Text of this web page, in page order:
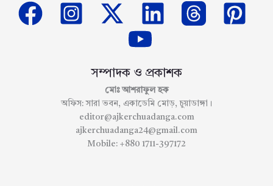
সম্পাদক ও প্রকাশক
মোঃ আশরাফুল হক
অফিস: সারা ভবন, একাডেমি মোড়, চুয়াডাঙ্গা।
editor@ajkerchuadanga.com
ajkerchuadanga24@gmail.com
Mobile: +880 1711-397172